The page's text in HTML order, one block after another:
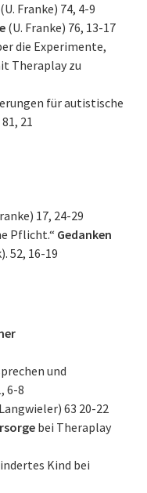
Franke) 74, 4-9
(U. Franke) 76, 13-17
die Experimente,
Theraplay zu
für autistische
21
17, 24-29
Pflicht.“ Gedanken
52, 16-19
und
6-8
63 20-22
bei Theraplay
Kind bei